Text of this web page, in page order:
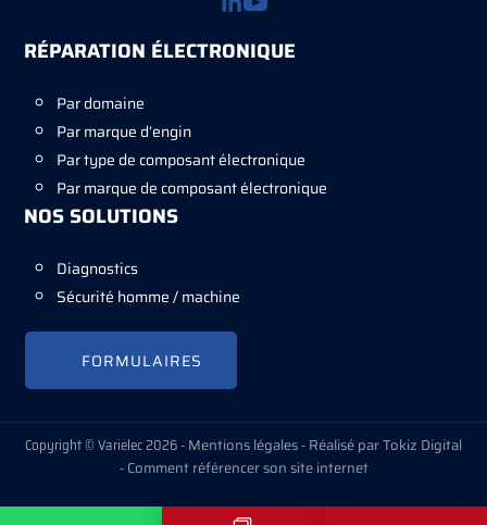
RÉPARATION ÉLECTRONIQUE
Par domaine
Par marque d’engin
Par type de composant électronique
Par marque de composant électronique
NOS SOLUTIONS
Diagnostics
Sécurité homme / machine
FORMULAIRES
Copyright © Varielec 2026 -Mentions légales-Réalisé par Tokiz Digital
-Comment référencer son site internet